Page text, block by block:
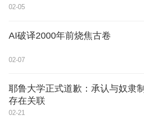
02-05
AI破译2000年前烧焦古卷
02-07
耶鲁大学正式道歉：承认与奴隶制
存在关联
02-21